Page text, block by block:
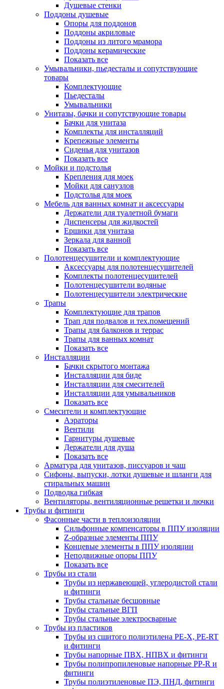
Душевые стенки
Поддоны душевые
Опоры для поддонов
Поддоны акриловые
Поддоны из литого мрамора
Поддоны керамические
Показать все
Умывальники, пьедесталы и сопутствующие
товары
Комплектующие
Пьедесталы
Умывальники
Унитазы, бачки и сопутствующие товары
Бачки для унитаза
Комплекты для инсталляций
Крепежные элементы
Сиденья для унитазов
Показать все
Мойки и подстолья
Крепления для моек
Мойки для санузлов
Подстолья для моек
Мебель для ванных комнат и аксессуары
Держатели для туалетной бумаги
Диспенсеры для жидкостей
Ершики для унитаза
Зеркала для ванной
Показать все
Полотенцесушители и комплектующие
Аксессуары для полотенцесушителей
Комплекты полотенцесушителей
Полотенцесушители водяные
Полотенцесушители электрические
Трапы
Комплектующие для трапов
Трап для подвалов и тех.помещений
Трапы для балконов и террас
Трапы для ванных комнат
Показать все
Инсталляции
Бачки скрытого монтажа
Инсталляции для биде
Инсталляции для смесителей
Инсталляции для умывальников
Показать все
Смесители и комплектующие
Аэраторы
Вентили
Гарнитуры душевые
Держатели для душа
Показать все
Арматура для унитазов, писсуаров и чаш
Сифоны, выпуски, лотки душевые и шланги для
стиральных машин
Подводка гибкая
Вентиляторы, вентиляционные решетки и лючки
Трубы и фитинги
Фасонные части в теплоизоляции
Cильфонные компенсаторы в ППУ изоляции
Z-образные элементы ППУ
Концевые элементы в ППУ изоляции
Неподвижные опоры ППУ
Показать все
Трубы из стали
Трубы из нержавеющей, углеродистой стали
и фитинги
Трубы стальные бесшовные
Трубы стальные ВГП
Трубы стальные электросварные
Трубы из пластиков
Трубы из сшитого полиэтилена PE-X, PE-RT
и фитинги
Трубы напорные ПВХ, НПВХ и фитинги
Трубы полипропиленовые напорные PP-R и
фитинги
Трубы полиэтиленовые ПЭ, ПНД, фитинги